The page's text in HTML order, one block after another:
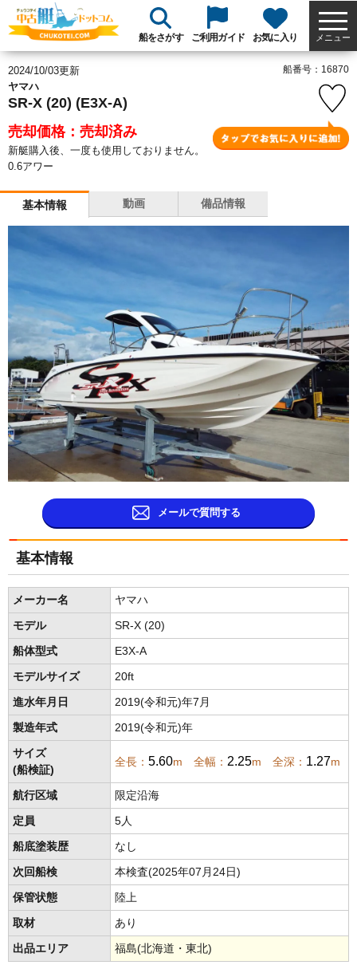
船をさがす ご利用ガイド お気に入り メニュー
2024/10/03更新
ヤマハ
SR-X (20) (E3X-A)
売却価格：売却済み
新艇購入後、一度も使用しておりません。
0.6アワー
船番号：16870
基本情報 動画 備品情報
メールで質問する
基本情報
メーカー名 ヤマハ
モデル SR-X (20)
船体型式 E3X-A
モデルサイズ 20ft
進水年月日 2019(令和元)年7月
製造年式 2019(令和元)年
サイズ
(船検証)
全長： 5.60m 全幅： 2.25m 全深： 1.27m
航行区域 限定沿海
定員 5人
船底塗装歴 なし
次回船検 本検査(2025年07月24日)
保管状態 陸上
取材 あり
出品エリア 福島(北海道・東北)